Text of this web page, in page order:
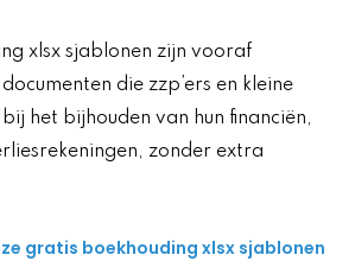
xlsx sjablonen zijn vooraf
die zzp’ers en kleine
het bijhouden van hun financiën,
zonder extra
gratis boekhouding xlsx sjablonen